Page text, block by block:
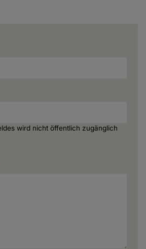
wird nicht öffentlich zugänglich